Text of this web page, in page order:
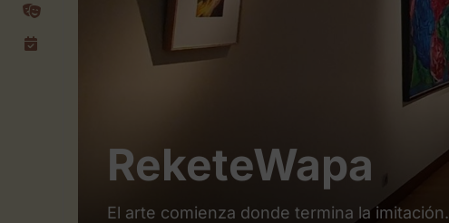
ReketeWapa
El arte comienza donde termina la imitación.